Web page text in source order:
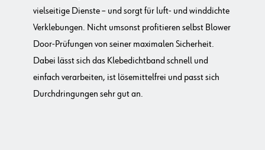
vielseitige Dienste – und sorgt für luft- und winddichte
Verklebungen. Nicht umsonst profitieren selbst Blower
Door-Prüfungen von seiner maximalen Sicherheit.
Dabei lässt sich das Klebedichtband schnell und
einfach verarbeiten, ist lösemittelfrei und passt sich
Durchdringungen sehr gut an.